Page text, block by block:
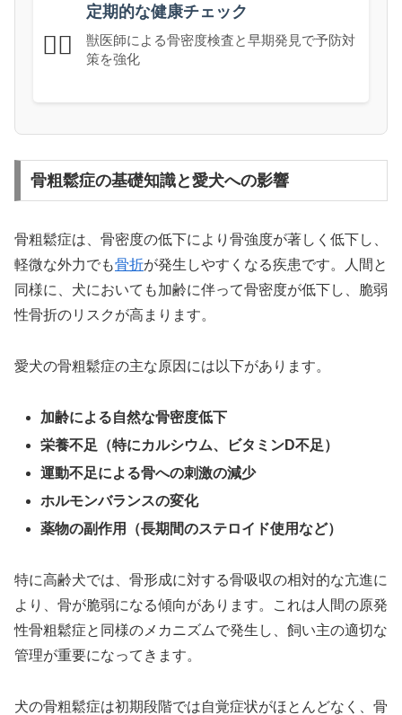
👩‍⚕️
定期的な健康チェック
獣医師による骨密度検査と早期発見で予防対
策を強化
骨粗鬆症の基礎知識と愛犬への影響
骨粗鬆症は、骨密度の低下により骨強度が著しく低下し、
軽微な外力でも骨折が発生しやすくなる疾患です。人間と
同様に、犬においても加齢に伴って骨密度が低下し、脆弱
性骨折のリスクが高まります。
愛犬の骨粗鬆症の主な原因には以下があります。
加齢による自然な骨密度低下
栄養不足（特にカルシウム、ビタミンD不足）
運動不足による骨への刺激の減少
ホルモンバランスの変化
薬物の副作用（長期間のステロイド使用など）
特に高齢犬では、骨形成に対する骨吸収の相対的な亢進に
より、骨が脆弱になる傾向があります。これは人間の原発
性骨粗鬆症と同様のメカニズムで発生し、飼い主の適切な
管理が重要になってきます。
犬の骨粗鬆症は初期段階では自覚症状がほとんどなく、骨